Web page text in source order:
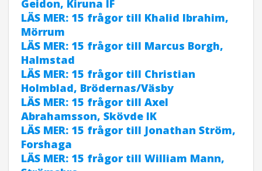
Geidon, Kiruna IF
LÄS MER: 15 frågor till Khalid Ibrahim,
Mörrum
LÄS MER: 15 frågor till Marcus Borgh,
Halmstad
LÄS MER: 15 frågor till Christian
Holmblad, Brödernas/Väsby
LÄS MER: 15 frågor till Axel
Abrahamsson, Skövde IK
LÄS MER: 15 frågor till Jonathan Ström,
Forshaga
LÄS MER: 15 frågor till William Mann,